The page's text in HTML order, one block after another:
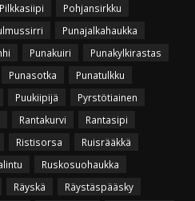
Pilkkasiipi
Pohjansirkku
Punajalkahaukka
Punakuiri
Punakylkirastas
Punasotka
Punatulkku
Puukiipijä
Pyrstötiainen
Rantakurvi
Rantasipi
Ristisorsa
Ruisrääkkä
Ruskosuohaukka
Räyskä
Räystäspääsky